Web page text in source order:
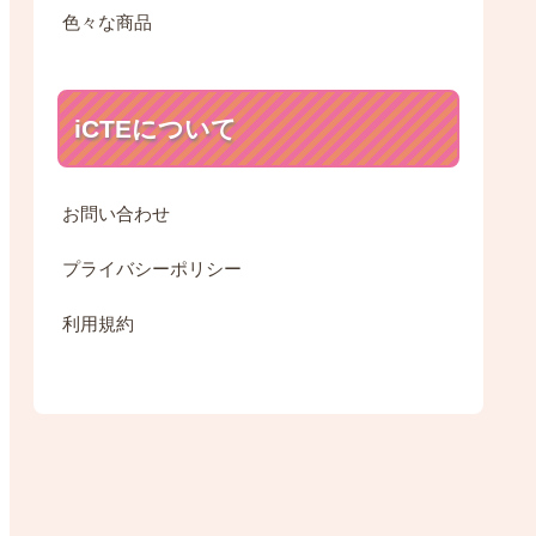
色々な商品
iCTEについて
お問い合わせ
プライバシーポリシー
利用規約